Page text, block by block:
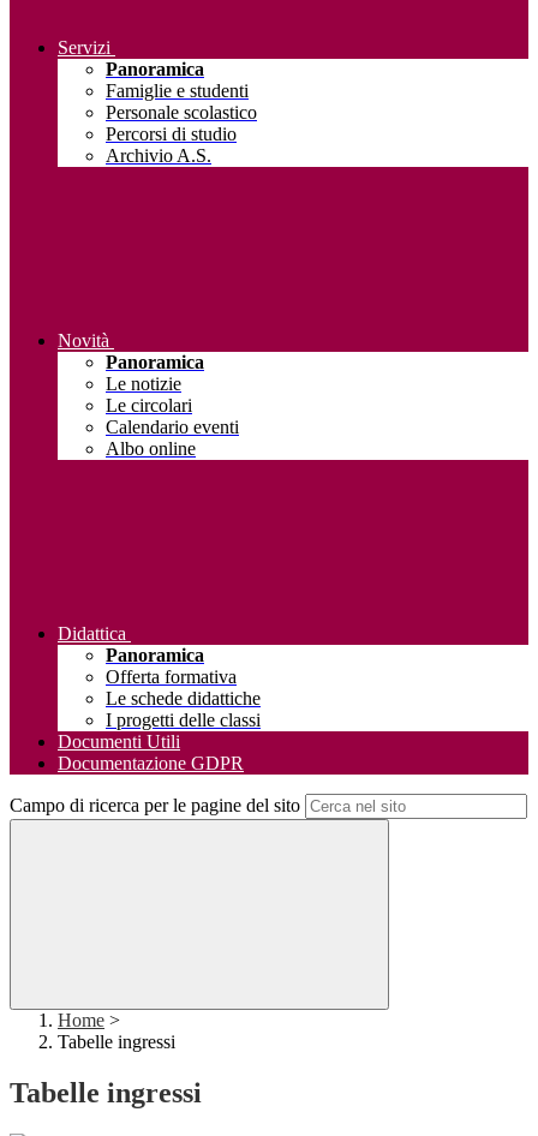
Servizi
Panoramica
Famiglie e studenti
Personale scolastico
Percorsi di studio
Archivio A.S.
Novità
Panoramica
Le notizie
Le circolari
Calendario eventi
Albo online
Didattica
Panoramica
Offerta formativa
Le schede didattiche
I progetti delle classi
Documenti Utili
Documentazione GDPR
Campo di ricerca per le pagine del sito
Home >
Tabelle ingressi
Tabelle ingressi